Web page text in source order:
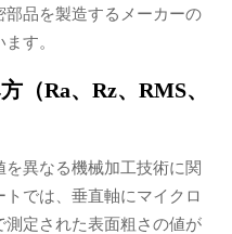
部品を製造するメーカーの
す。
（Ra、Rz、RMS、
異なる機械加工技術に関
では、垂直軸にマイクロ
定された表面粗さの値が